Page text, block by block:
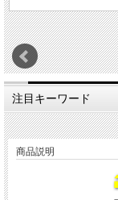
注目キーワード
商品説明